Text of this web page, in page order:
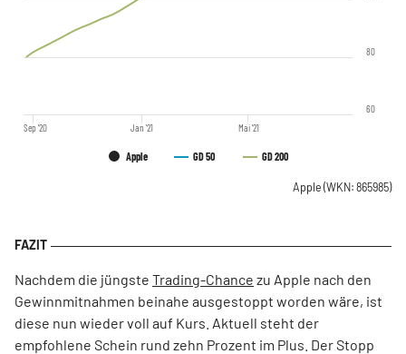
Apple GD 50 GD 200
Jan '21
Sep '20 Mai '21
60
80
Apple (WKN: 865985)
Nachdem die jüngste Trading-Chance zu Apple nach den
Gewinnmitnahmen beinahe ausgestoppt worden wäre, ist
diese nun wieder voll auf Kurs. Aktuell steht der
empfohlene Schein rund zehn Prozent im Plus. Der Stopp